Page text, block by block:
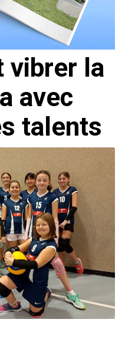
avec
talents